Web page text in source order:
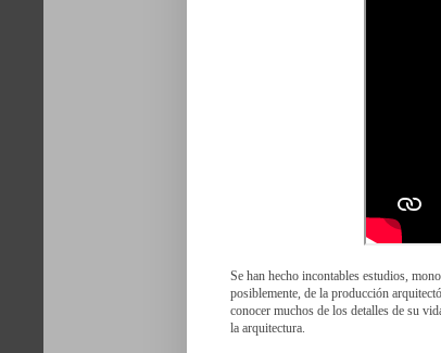
Se han hecho incontables estudios,
posiblemente, de la producción
conocer muchos de los detalles de su
la arquitectura.